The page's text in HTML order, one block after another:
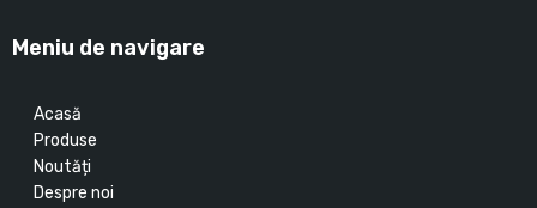
Meniu de navigare
Acasă
Produse
Noutăți
Despre noi